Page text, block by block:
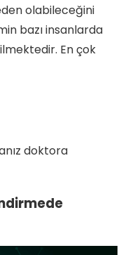
olabileceğini
bazı insanlarda
En çok
doktora